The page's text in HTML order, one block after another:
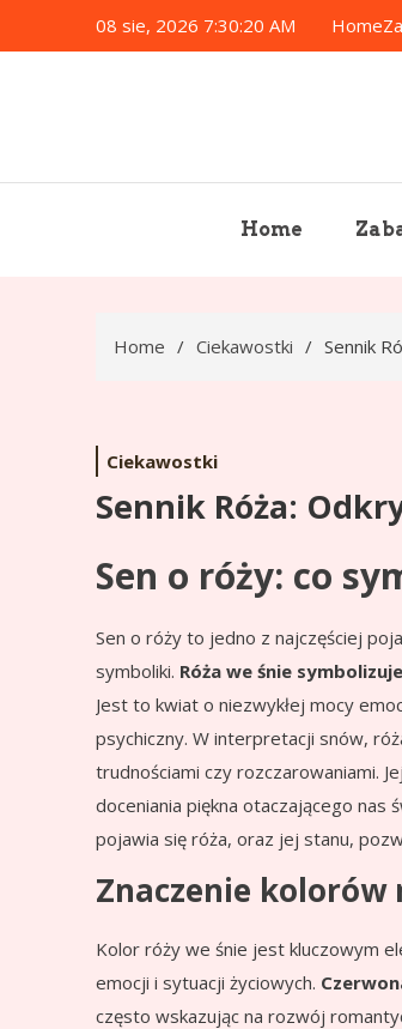
to
08 sie, 2026 7:30:21 AM Home
Home
Home Ciekawostki Sennik
Ciekawostki
Sennik Róża:
Sen o róży: co
Sen o róży to jedno z najczęściej
symboliki. Róża we śnie
Jest to kwiat o niezwykłej mocy
psychiczny. W interpretacji snów,
trudnościami czy rozczarowaniami.
doceniania piękna otaczającego
pojawia się róża, oraz jej stanu,
Znaczenie kolorów
Kolor róży we śnie jest kluczowym
emocji i sytuacji życiowych.
często wskazując na rozwój